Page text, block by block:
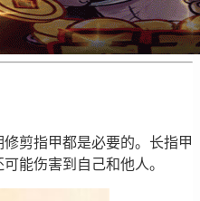
剪指甲都是必要的。长指甲
能伤害到自己和他人。